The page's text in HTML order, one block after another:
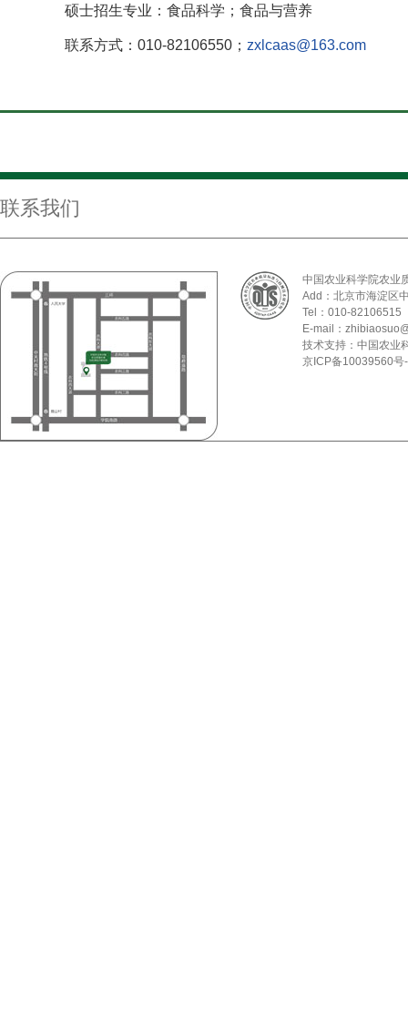
硕士招生专业：食品科学；食品与营养
联系方式：010-82106550； zxlcaas@163.com
联系我们
中国农业科学院农业
Add：北京市海淀区
Tel：010-
E-mail：
技术支持：中国农业
京ICP备10039560号